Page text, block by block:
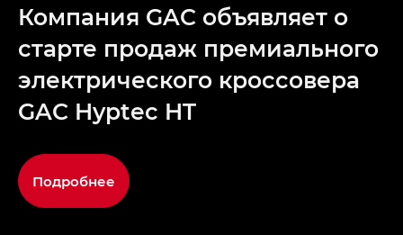
Компания GAC объявляет о
старте продаж премиального
электрического кроссовера
GAC Hyptec HT
Подробнее